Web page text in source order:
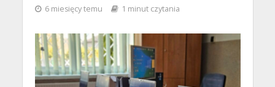
6 miesięcy temu 1 minut czytania